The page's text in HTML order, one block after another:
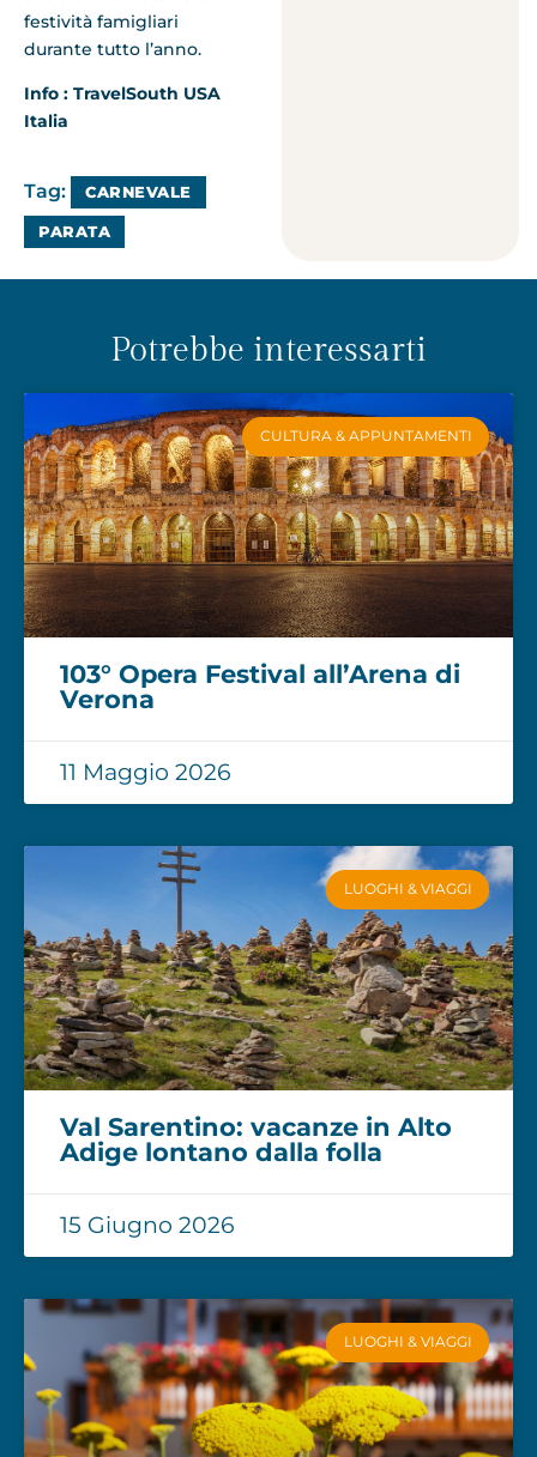
festività famigliari
durante tutto l’anno.
Info : TravelSouth USA
Italia
Tag: CARNEVALE
PARATA
Potrebbe interessarti
CULTURA & APPUNTAMENTI
103° Opera Festival all’Arena di
Verona
11 Maggio 2026
LUOGHI & VIAGGI
Val Sarentino: vacanze in Alto
Adige lontano dalla folla
15 Giugno 2026
LUOGHI & VIAGGI